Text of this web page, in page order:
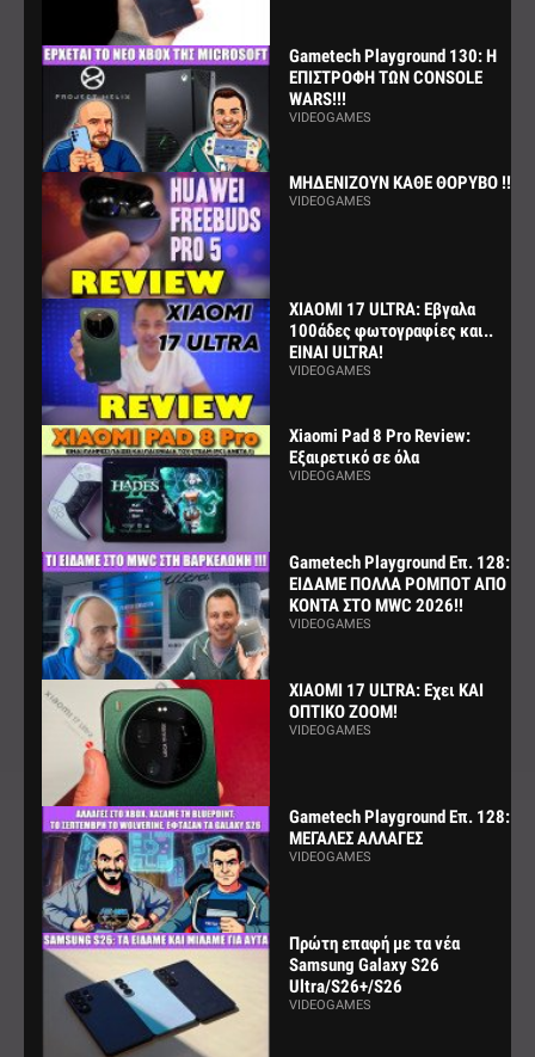
Gametech Playground 130: Η
ΕΠΙΣΤΡΟΦΗ ΤΩΝ CONSOLE
WARS!!!
VIDEOGAMES
ΜΗΔΕΝΙΖΟΥΝ ΚΑΘΕ ΘΟΡΥΒΟ !!!
VIDEOGAMES
XIAOMI 17 ULTRA: Εβγαλα
100άδες φωτογραφίες και..
ΕΙΝΑΙ ULTRA!
VIDEOGAMES
Xiaomi Pad 8 Pro Review:
Εξαιρετικό σε όλα
VIDEOGAMES
Gametech Playground Επ. 128:
ΕΙΔΑΜΕ ΠΟΛΛΑ ΡΟΜΠΟΤ ΑΠΟ
ΚΟΝΤΑ ΣΤΟ MWC 2026!!
VIDEOGAMES
XIAOMI 17 ULTRA: Εχει ΚΑΙ
ΟΠΤΙΚΟ ZOOM!
VIDEOGAMES
Gametech Playground Επ. 128:
ΜΕΓΑΛΕΣ ΑΛΛΑΓΕΣ
VIDEOGAMES
Πρώτη επαφή με τα νέα
Samsung Galaxy S26
Ultra/S26+/S26
VIDEOGAMES